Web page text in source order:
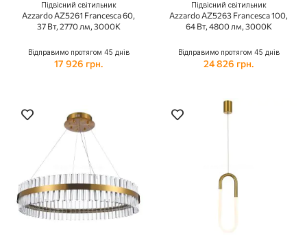
Підвісний світильник
Azzardo AZ5261 Francesca 60,
37 Вт, 2770 лм, 3000K
Відправимо протягом 45 днів
17 926 грн.
Підвісний світильник
Azzardo AZ5263 Francesca 100,
64 Вт, 4800 лм, 3000K
Відправимо протягом 45 днів
24 826 грн.